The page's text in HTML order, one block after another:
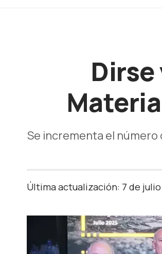
Se incrementa el
Última actualización: 7 de